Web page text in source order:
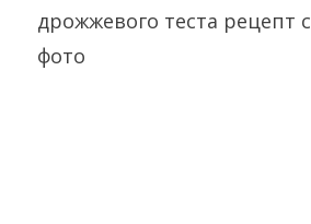
дрожжевого теста рецепт с
фото